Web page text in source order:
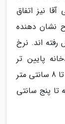
نیز اتفاق
نشان دهنده
رفته اند. نرخ
پایین تر
است مثلا اگر این نرخ در علی قلی آقا بین 7 تا 8 سانتی متر
پنج سانتی